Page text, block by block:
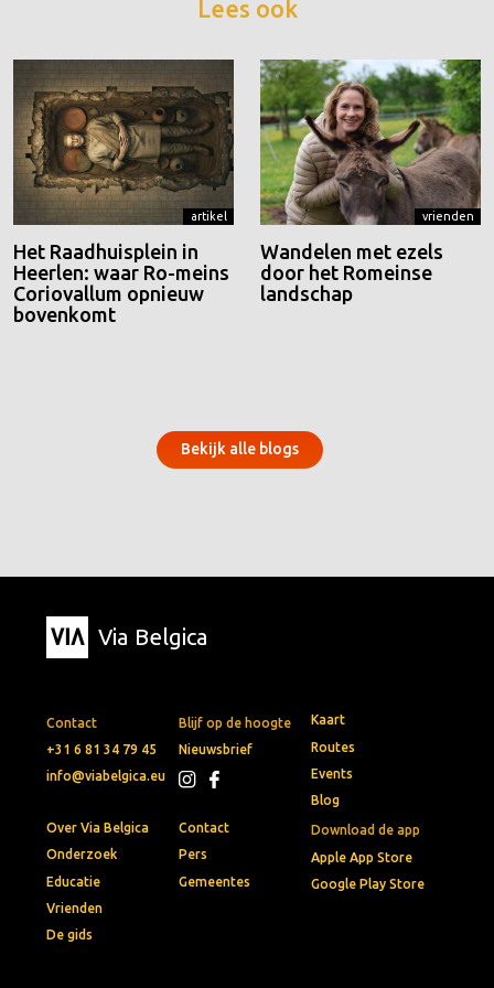
Lees ook
artikel
Het Raadhuisplein in
Heerlen: waar Ro-meins
Coriovallum opnieuw
bovenkomt
vrienden
Wandelen met ezels
door het Romeinse
landschap
Bekijk alle blogs
Via Belgica
Contact
+31 6 81 34 79 45
info@viabelgica.eu
Blijf op de hoogte
Nieuwsbrief
Download de app
Apple App Store
Google Play Store
Kaart
Routes
Events
Blog
Over Via Belgica
Onderzoek
Educatie
Vrienden
De gids
Contact
Pers
Gemeentes